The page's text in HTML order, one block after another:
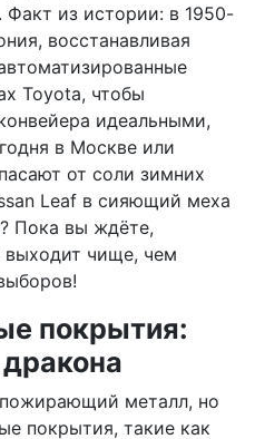
Факт из истории: в 1950-
восстанавливая
Toyota, чтобы
идеальными,
в Москве или
от соли зимних
Leaf в сияющий меха
Пока вы ждёте,
выходит чище, чем
покрытия:
металл, но
покрытия, такие как